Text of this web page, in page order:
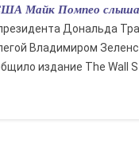
Майк Помпео
Дональда
Владимиром
издание The Wall